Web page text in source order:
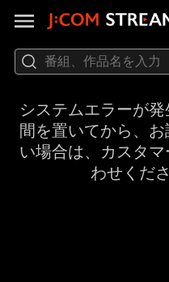
システムエラーが
間を置いてから、
い場合は、カスタ
わせくだ